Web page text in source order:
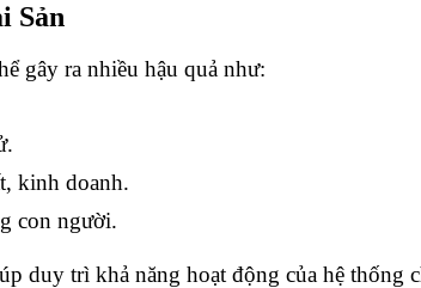
Sản
gây ra nhiều hậu quả như:
kinh doanh.
con người.
duy trì khả năng hoạt động của hệ thống